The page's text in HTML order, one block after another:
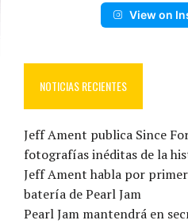
View on
NOTICIAS RECIENTES
Jeff Ament publica Since
fotografías inéditas de la
Jeff Ament habla por
batería de Pearl Jam
Pearl Jam mantendrá en